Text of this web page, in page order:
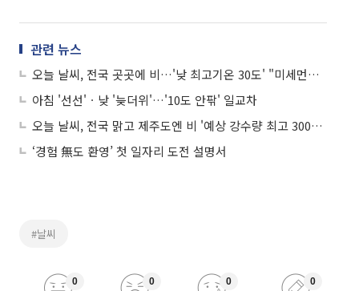
관련 뉴스
오늘 날씨, 전국 곳곳에 비…'낮 최고기온 30도' "미세먼지 농도 '좋음'"
아침 '선선'ㆍ낮 '늦더위'…'10도 안팎' 일교차
오늘 날씨, 전국 맑고 제주도엔 비 '예상 강수량 최고 300mm 이상'…"미세먼지 '좋음~보통'"
‘경험 無도 환영’ 첫 일자리 도전 설명서
#날씨
0 0 0 0